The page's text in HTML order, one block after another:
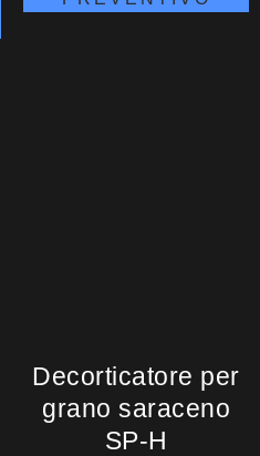
Decorticatore per
grano saraceno
SP-H